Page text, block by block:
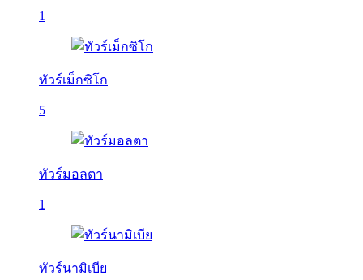
1
ทัวร์เม็กซิโก
5
ทัวร์มอลตา
1
ทัวร์นามิเบีย